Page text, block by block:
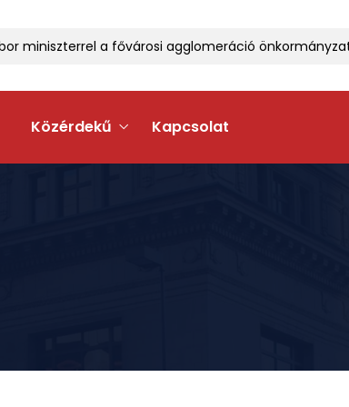
a fővárosi agglomeráció önkormányzatait
Közérdekű Kapcsolat